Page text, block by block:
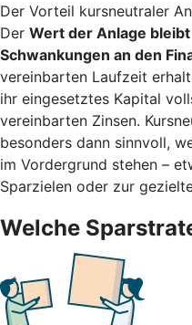
Der Vorteil kursneutraler
Der Wert der Anlage
Schwankungen an den
vereinbarten Laufzeit
ihr eingesetztes Kapital
vereinbarten Zinsen.
besonders dann sinnvoll,
im Vordergrund stehen –
Sparzielen oder zur
Welche